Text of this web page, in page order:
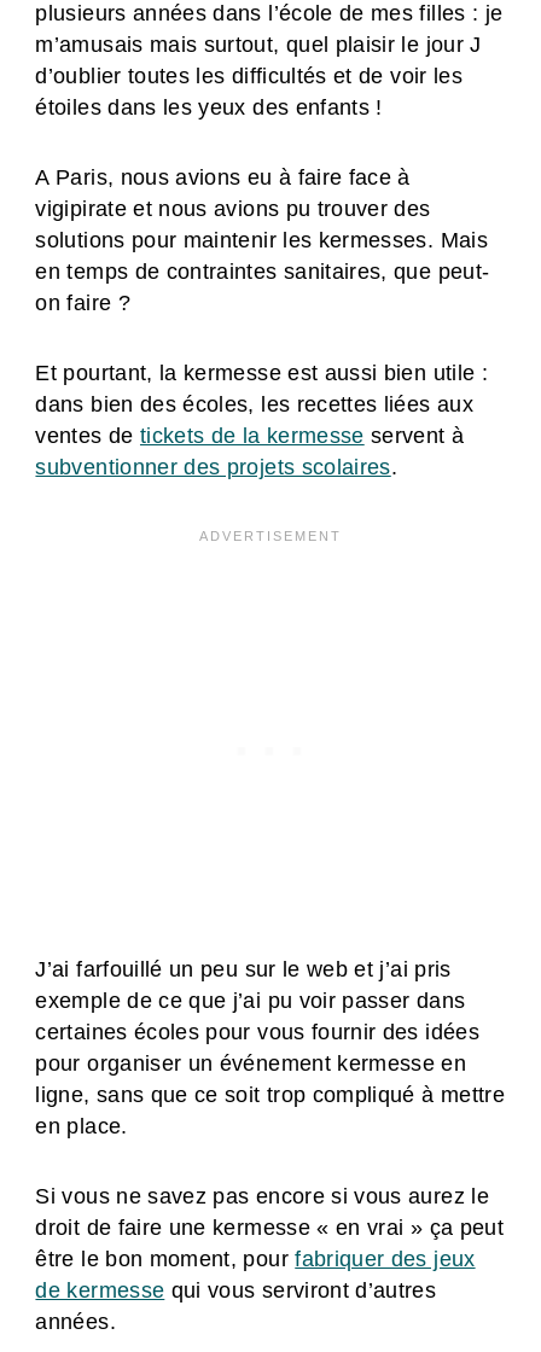
plusieurs années dans l’école de mes filles : je
m’amusais mais surtout, quel plaisir le jour J
d’oublier toutes les difficultés et de voir les
étoiles dans les yeux des enfants !
A Paris, nous avions eu à faire face à
vigipirate et nous avions pu trouver des
solutions pour maintenir les kermesses. Mais
en temps de contraintes sanitaires, que peut-
on faire ?
Et pourtant, la kermesse est aussi bien utile :
dans bien des écoles, les recettes liées aux
ventes de tickets de la kermesse servent à
subventionner des projets scolaires.
J’ai farfouillé un peu sur le web et j’ai pris
exemple de ce que j’ai pu voir passer dans
certaines écoles pour vous fournir des idées
pour organiser un événement kermesse en
ligne, sans que ce soit trop compliqué à mettre
en place.
Si vous ne savez pas encore si vous aurez le
droit de faire une kermesse « en vrai » ça peut
être le bon moment, pourfabriquer des jeux
de kermesse qui vous serviront d’autres
années.